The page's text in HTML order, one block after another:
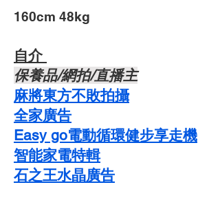
​160cm 48kg
自介 ​
​保養品/網拍/直播主
麻將東方不敗拍攝
​全家廣告
Easy go電動循環健步享走機
智能家電特輯
石之王水晶廣告